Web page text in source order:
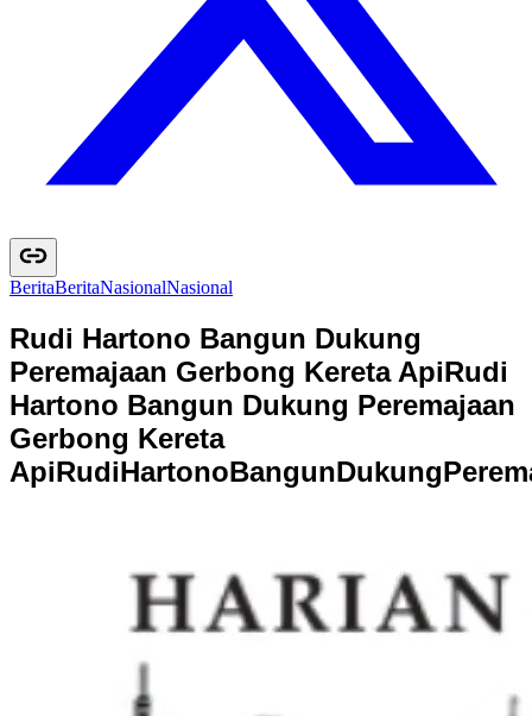
BeritaBeritaNasionalNasional
Rudi Hartono Bangun Dukung
Peremajaan Gerbong Kereta ApiRudi
Hartono Bangun Dukung Peremajaan
Gerbong Kereta
ApiRudiHartonoBangunDukungPerem